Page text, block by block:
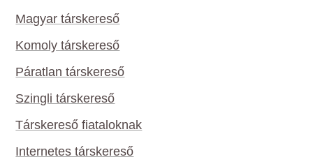
Magyar társkereső
Komoly társkereső
Páratlan társkereső
Szingli társkereső
Társkereső fiataloknak
Internetes társkereső